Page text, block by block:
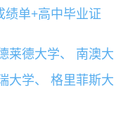
绩单+高中毕业证
莱德大学、 南澳大
大学、 格里菲斯大